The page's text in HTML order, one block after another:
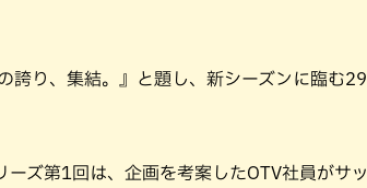
誇り、集結。』と題し、新シーズンに臨む29
ズ第1回は、企画を考案したOTV社員がサッ